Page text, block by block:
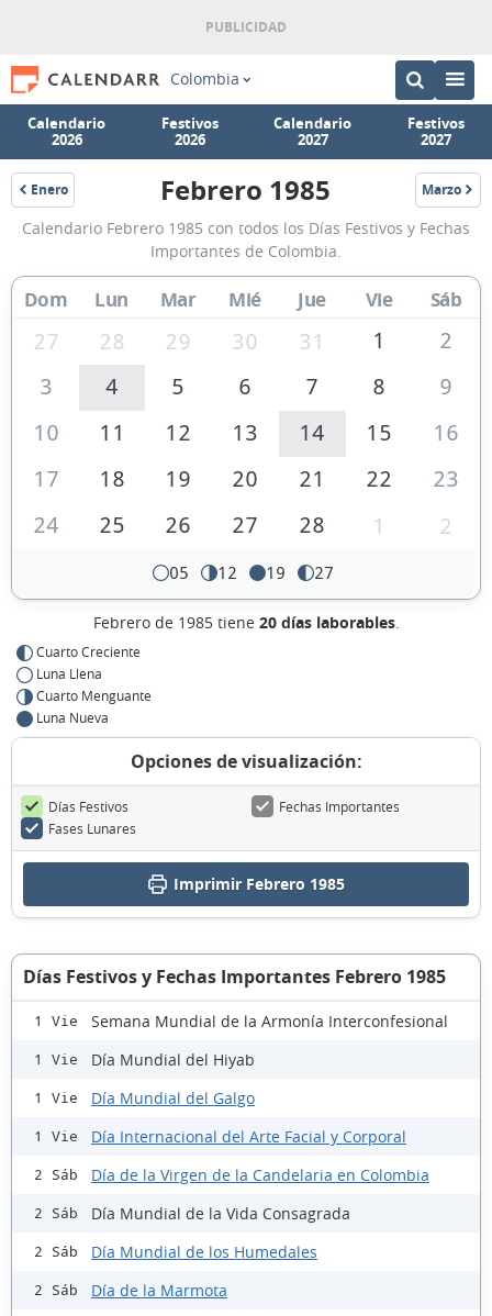
Colombia
Calendario
2026
Festivos
2026
Calendario
2027
Festivos
2027
Enero
1985
Calendario
Febrero
1985
de
Colombia
Febrero 1985 Marzo
1985
Calendario Febrero 1985 con todos los Días Festivos y Fechas
Importantes de Colombia.
Dom Lun Mar Mié Jue Vie Sáb
27 28 29 30 31 1
2
3
4 5 6 7 8
9
10
11 12 13 14 15
16
17
18 19 20 21 22
23
24
25 26 27 28 1 2
05 12 19 27
Febrero de 1985 tiene 20 días laborables.
Cuarto Creciente
Luna Llena
Cuarto Menguante
Luna Nueva
Opciones de visualización:
Días Festivos
Fechas Importantes
Fases Lunares
Imprimir Febrero 1985
Días Festivos y Fechas Importantes Febrero 1985
1 Vie Semana Mundial de la Armonía Interconfesional
1 Vie Día Mundial del Hiyab
1 Vie Día Mundial del Galgo
1 Vie Día Internacional del Arte Facial y Corporal
2 Sáb Día de la Virgen de la Candelaria en Colombia
2 Sáb Día Mundial de la Vida Consagrada
2 Sáb Día Mundial de los Humedales
2 Sáb Día de la Marmota